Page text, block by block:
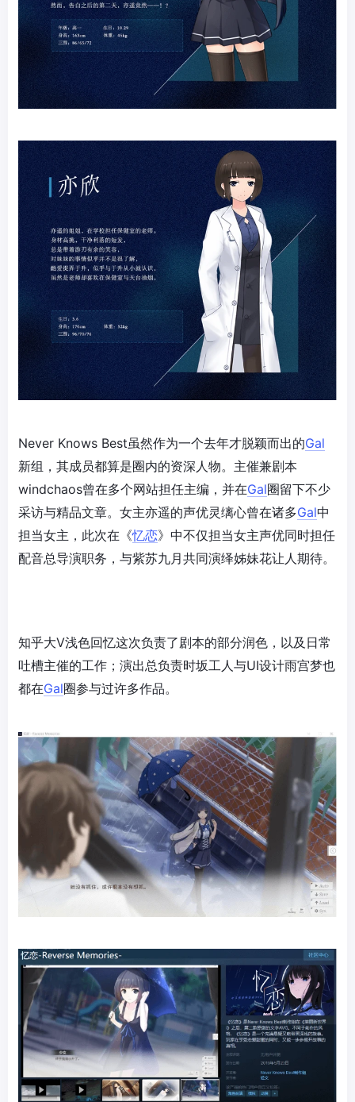
Never Knows Best虽然作为一个去年才脱颖而出的Gal
新组，其成员都算是圈内的资深人物。主催兼剧本
windchaos曾在多个网站担任主编，并在Gal圈留下不少
采访与精品文章。女主亦遥的声优灵缡心曾在诸多Gal中
担当女主，此次在《忆恋》中不仅担当女主声优同时担任
配音总导演职务，与紫苏九月共同演绎姊妹花让人期待。
知乎大V浅色回忆这次负责了剧本的部分润色，以及日常
吐槽主催的工作；演出总负责时坂工人与UI设计雨宫梦也
都在Gal圈参与过许多作品。